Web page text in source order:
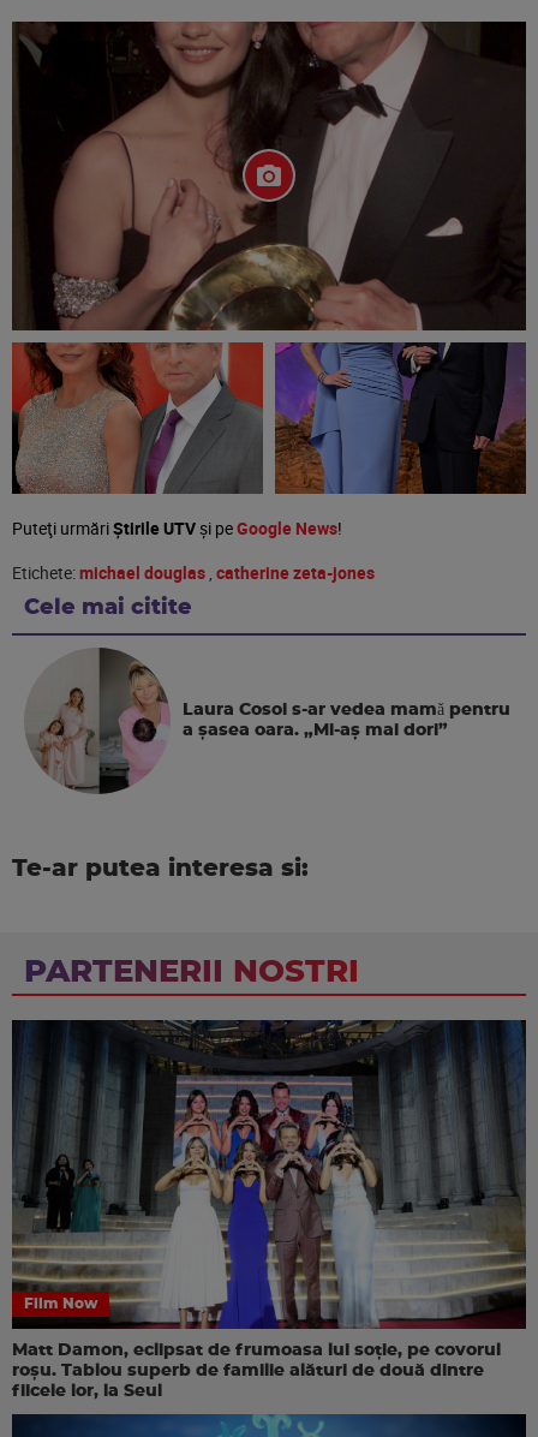
Puteţi urmăriȘtirile UTVşi peGoogle News!
Etichete:michael douglas catherine zeta-jones
Cele mai citite
Laura Cosoi s-ar vedea mamǎ pentru
a şasea oara. „Mi-aș mai dori”
Te-ar putea interesa si:
PARTENERII NOSTRI
Film Now
Matt Damon, eclipsat de frumoasa lui soție, pe covorul
roșu. Tablou superb de familie alături de două dintre
fiicele lor, la Seul